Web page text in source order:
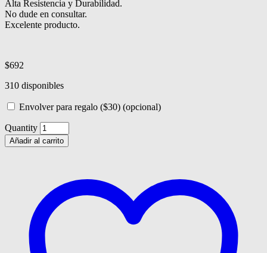
Alta Resistencia y Durabilidad.
No dude en consultar.
Excelente producto.
$692
310 disponibles
Envolver para regalo ($30) (opcional)
Quantity
Añadir al carrito